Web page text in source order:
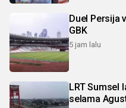
Duel Persija
GBK
5 jam lalu
LRT Sumsel
selama